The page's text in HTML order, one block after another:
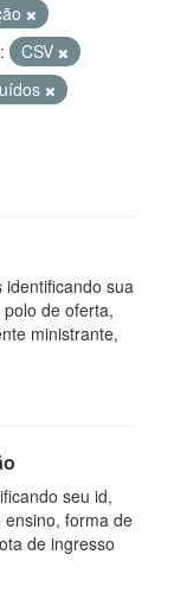
CSV
identificando sua
de oferta,
ministrante,
seu id,
forma de
de ingresso